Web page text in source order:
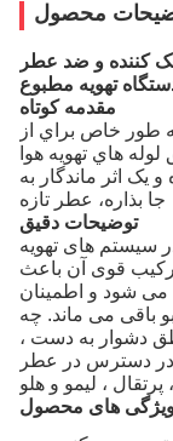
محصول
کننده و ضد عطر
تهویه مطبوع
مقدمه کوتاه
طور خاص براي از
هاي تهویه هوا
و يک اثر ماندگار به
جا بذاره، عطر تازه
توضیحات دقیق
سیستم های تهویه
قوی آن باعث
می شود و اطمینان
باقی می ماند. چه
دشوار به دست ،
در دسترس در عطر
های محصول